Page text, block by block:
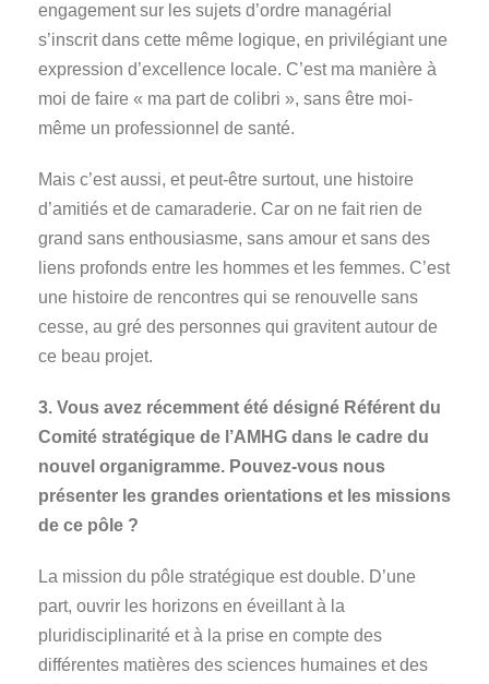
engagement sur les sujets d’ordre managérial
s’inscrit dans cette même logique, en privilégiant une
expression d’excellence locale. C’est ma manière à
moi de faire « ma part de colibri », sans être moi-
même un professionnel de santé.
Mais c’est aussi, et peut-être surtout, une histoire
d’amitiés et de camaraderie. Car on ne fait rien de
grand sans enthousiasme, sans amour et sans des
liens profonds entre les hommes et les femmes. C’est
une histoire de rencontres qui se renouvelle sans
cesse, au gré des personnes qui gravitent autour de
ce beau projet.
3. Vous avez récemment été désigné Référent du
Comité stratégique de l’AMHG dans le cadre du
nouvel organigramme. Pouvez-vous nous
présenter les grandes orientations et les missions
de ce pôle ?
La mission du pôle stratégique est double. D’une
part, ouvrir les horizons en éveillant à la
pluridisciplinarité et à la prise en compte des
différentes matières des sciences humaines et des